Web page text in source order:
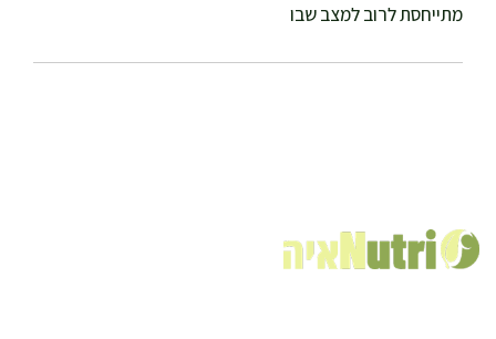
מתייחסת לרוב למצב שבו